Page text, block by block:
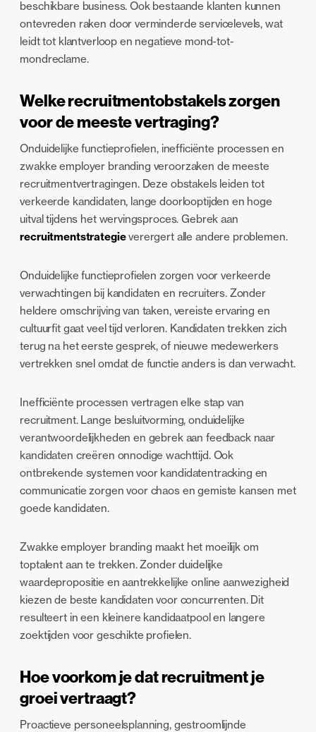
beschikbare business. Ook bestaande klanten kunnen
ontevreden raken door verminderde servicelevels, wat
leidt tot klantverloop en negatieve mond-tot-
mondreclame.
Welke recruitmentobstakels zorgen
voor de meeste vertraging?
Onduidelijke functieprofielen, inefficiënte processen en
zwakke employer branding veroorzaken de meeste
recruitmentvertragingen. Deze obstakels leiden tot
verkeerde kandidaten, lange doorlooptijden en hoge
uitval tijdens het wervingsproces. Gebrek aan
recruitmentstrategieverergert alle andere problemen.
Onduidelijke functieprofielen zorgen voor verkeerde
verwachtingen bij kandidaten en recruiters. Zonder
heldere omschrijving van taken, vereiste ervaring en
cultuurfit gaat veel tijd verloren. Kandidaten trekken zich
terug na het eerste gesprek, of nieuwe medewerkers
vertrekken snel omdat de functie anders is dan verwacht.
Inefficiënte processen vertragen elke stap van
recruitment. Lange besluitvorming, onduidelijke
verantwoordelijkheden en gebrek aan feedback naar
kandidaten creëren onnodige wachttijd. Ook
ontbrekende systemen voor kandidatentracking en
communicatie zorgen voor chaos en gemiste kansen met
goede kandidaten.
Zwakke employer branding maakt het moeilijk om
toptalent aan te trekken. Zonder duidelijke
waardepropositie en aantrekkelijke online aanwezigheid
kiezen de beste kandidaten voor concurrenten. Dit
resulteert in een kleinere kandidaatpool en langere
zoektijden voor geschikte profielen.
Hoe voorkom je dat recruitment je
groei vertraagt?
Proactieve personeelsplanning, gestroomlijnde